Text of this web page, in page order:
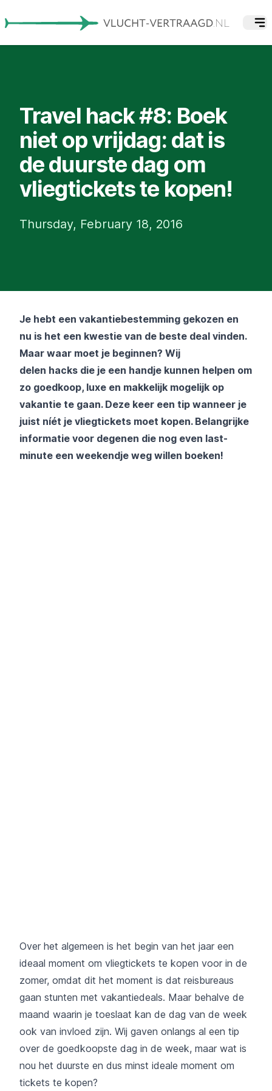
Travel hack #8: Boek
niet op vrijdag: dat is
de duurste dag om
vliegtickets te kopen!
Thursday, February 18, 2016
Je hebt een vakantiebestemming gekozen en
nu is het een kwestie van de beste deal vinden.
Maar waar moet je beginnen? Wij
delen hacks die je een handje kunnen helpen om
zo goedkoop, luxe en makkelijk mogelijk op
vakantie te gaan. Deze keer een tip wanneer je
juist níét je vliegtickets moet kopen. Belangrijke
informatie voor degenen die nog even last-
minute een weekendje weg willen boeken!
Over het algemeen is het begin van het jaar een
ideaal moment om vliegtickets te kopen voor in de
zomer, omdat dit het moment is dat reisbureaus
gaan stunten met vakantiedeals. Maar behalve de
maand waarin je toeslaat kan de dag van de week
ook van invloed zijn. Wij gaven onlangs al een tip
over de goedkoopste dag in de week, maar wat is
nou het duurste en dus minst ideale moment om
tickets te kopen?